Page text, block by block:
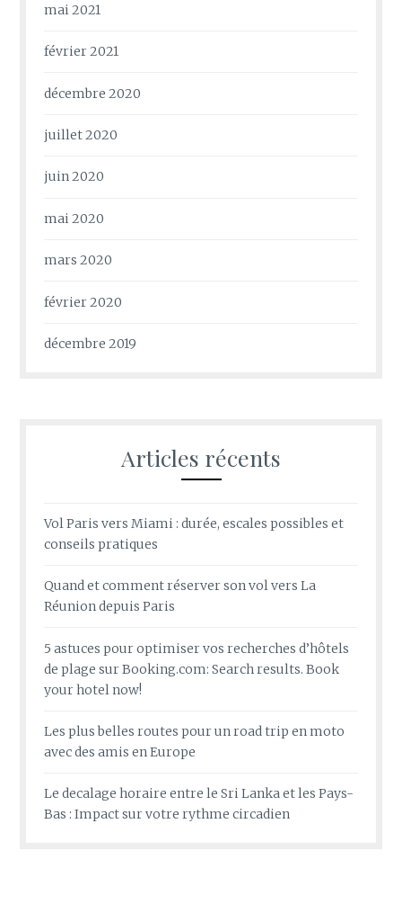
mai 2021
février 2021
décembre 2020
juillet 2020
juin 2020
mai 2020
mars 2020
février 2020
décembre 2019
Articles récents
Vol Paris vers Miami : durée, escales possibles et
conseils pratiques
Quand et comment réserver son vol vers La
Réunion depuis Paris
5 astuces pour optimiser vos recherches d’hôtels
de plage sur Booking.com: Search results. Book
your hotel now!
Les plus belles routes pour un road trip en moto
avec des amis en Europe
Le decalage horaire entre le Sri Lanka et les Pays-
Bas : Impact sur votre rythme circadien